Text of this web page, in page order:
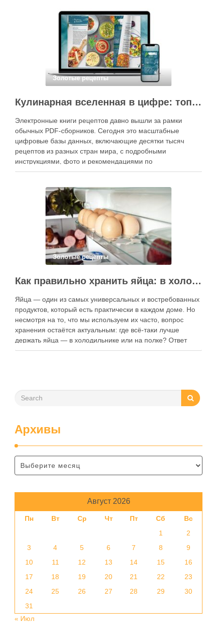
кухне. Главное — …
Золотые рецепты
Кулинарная вселенная в цифре: топ-3 самых больших электронных книг рецептов
Электронные книги рецептов давно вышли за рамки
обычных PDF-сборников. Сегодня это масштабные
цифровые базы данных, включающие десятки тысяч
рецептов из разных стран мира, с подробными
инструкциями, фото и рекомендациями по
приготовлению. В отличие от печатных изданий,
контент, расширять коллекции блюд и добавлять новые
функции. Ниже …
Золотые рецепты
Как правильно хранить яйца: в холодильнике или на полке?
Яйца — один из самых универсальных и востребованных
продуктов, который есть практически в каждом доме. Но
несмотря на то, что мы используем их часто, вопрос
хранения остаётся актуальным: где всё-таки лучше
держать яйца — в холодильнике или на полке? Ответ
зависит от нескольких факторов, включая температуру
Архивы
Август 2026
Пн Вт Ср Чт Пт Сб
Вс
1
2
3
4 5 6 7 8
9
10
11 12 13 14 15
16
17
18 19 20 21 22
23
24
25 26 27 28 29
30
31
« Июл